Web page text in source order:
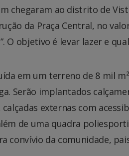
chegaram ao distrito de
da Praça Central, no
O objetivo é levar lazer e
em um terreno de 8 mil
Serão implantados
externas com
de uma quadra
convívio da comunidade,